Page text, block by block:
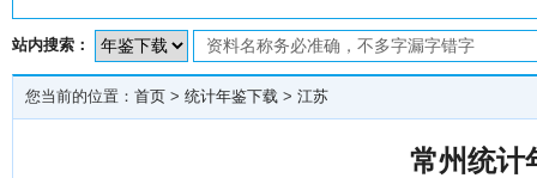
站内搜索：
您当前的位置： 首页 > 统计年鉴下载 > 江苏
常州统计